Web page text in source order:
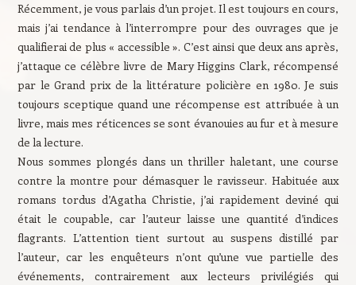
Récemment, je vous parlais d’un projet. Il est toujours en cours,
mais j’ai tendance à l’interrompre pour des ouvrages que je
qualifierai de plus « accessible ». C’est ainsi que deux ans après,
j’attaque ce célèbre livre de Mary Higgins Clark, récompensé
par le Grand prix de la littérature policière en 1980. Je suis
toujours sceptique quand une récompense est attribuée à un
livre, mais mes réticences se sont évanouies au fur et à mesure
de la lecture.
Nous sommes plongés dans un thriller haletant, une course
contre la montre pour démasquer le ravisseur. Habituée aux
romans tordus d’Agatha Christie, j’ai rapidement deviné qui
était le coupable, car l’auteur laisse une quantité d’indices
flagrants. L’attention tient surtout au suspens distillé par
l’auteur, car les enquêteurs n’ont qu’une vue partielle des
événements, contrairement aux lecteurs privilégiés qui